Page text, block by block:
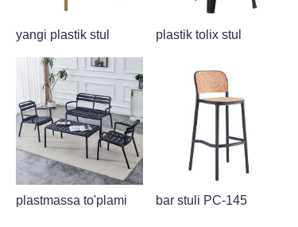
yangi plastik stul plastik tolix stul
plastmassa to'plami bar stuli PC-145